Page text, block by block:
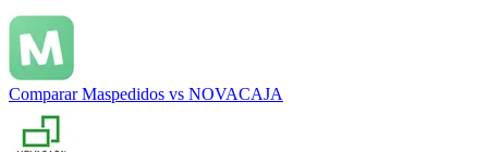
Comparar Maspedidos vs NOVACAJA